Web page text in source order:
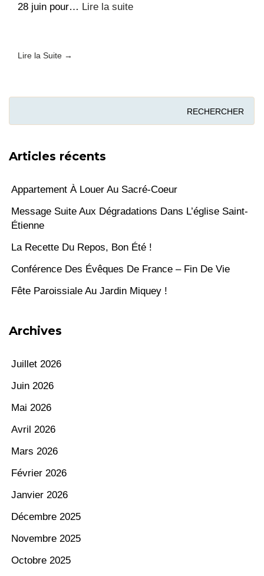
28 juin pour… Lire la suite:
Lire la Suite →
Articles récents
Appartement À Louer Au Sacré-Coeur
Message Suite Aux Dégradations Dans L’église Saint-
Étienne
La Recette Du Repos, Bon Été !
Conférence Des Évêques De France – Fin De Vie
Fête Paroissiale Au Jardin Miquey !
Archives
Juillet 2026
Juin 2026
Mai 2026
Avril 2026
Mars 2026
Février 2026
Janvier 2026
Décembre 2025
Novembre 2025
Octobre 2025